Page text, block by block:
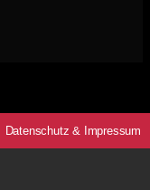
Datenschutz & Impressum